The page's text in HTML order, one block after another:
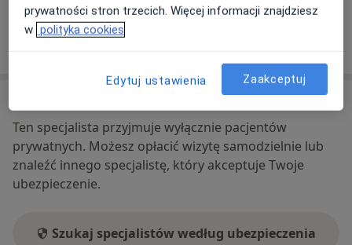
Ubezpieczenia - brak akceptowanych
Ten specjalista przyjmuje wyłącznie pacjentów
prywatnych. Możesz opłacić wizytę samodzielnie lub
znaleźć innego specjalistę, który akceptuje Twoje
ubezpieczenie.
Szukaj specjalistów według ubezpieczenia
prywatności stron trzecich. Więcej informacji znajdziesz
w polityka cookies
Edytuj ustawienia Zaakceptuj